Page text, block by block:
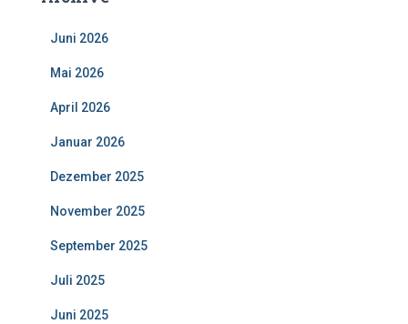
Juni 2026
Mai 2026
April 2026
Januar 2026
Dezember 2025
November 2025
September 2025
Juli 2025
Juni 2025